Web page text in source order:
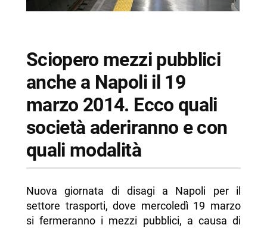
Sciopero mezzi pubblici
anche a Napoli il 19
marzo 2014. Ecco quali
società aderiranno e con
quali modalità
Nuova giornata di disagi a Napoli per il
settore trasporti, dove mercoledì 19 marzo
si fermeranno i mezzi pubblici, a causa di